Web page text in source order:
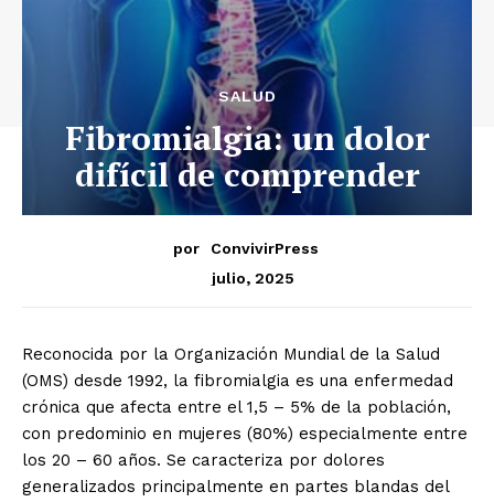
SALUD
Fibromialgia: un dolor
difícil de comprender
por
ConvivirPress
julio, 2025
Reconocida por la Organización Mundial de la Salud
(OMS) desde 1992, la fibromialgia es una enfermedad
crónica que afecta entre el 1,5 – 5% de la población,
con predominio en mujeres (80%) especialmente entre
los 20 – 60 años. Se caracteriza por dolores
generalizados principalmente en partes blandas del